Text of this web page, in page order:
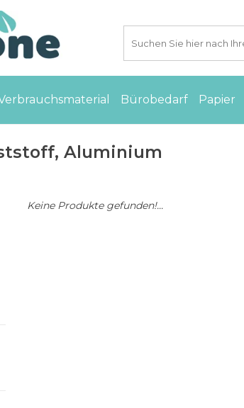
Bürobedarf Papier
Aluminium
Keine Produkte gefunden!...